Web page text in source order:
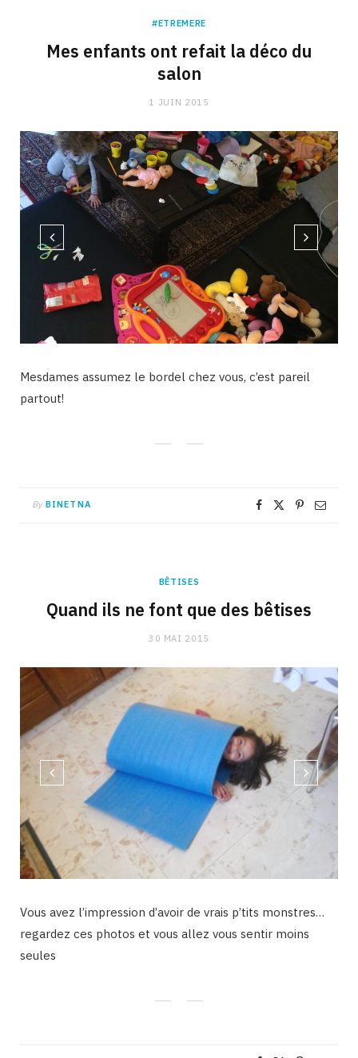
#ETREMERE
Mes enfants ont refait la déco du
salon
1 JUIN 2015
Mesdames assumez le bordel chez vous, c’est pareil
partout!
By BINETNA
BÊTISES
Quand ils ne font que des bêtises
30 MAI 2015
Sortie du bain, elle nettoie le sol de la cuisine abec ses cheveux
Vous avez l’impression d’avoir de vrais p’tits monstres…
regardez ces photos et vous allez vous sentir moins
seules